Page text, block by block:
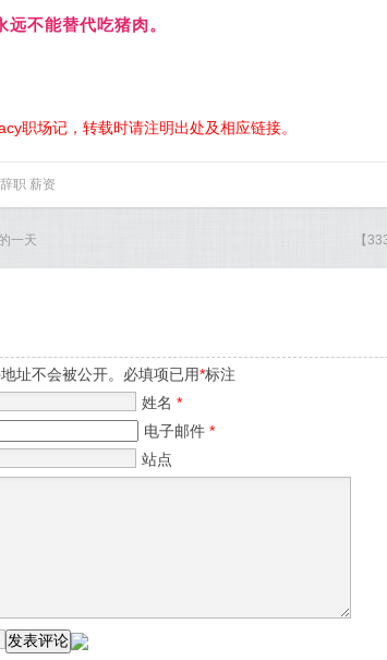
远不能替代吃猪肉。
职场记，转载时请注明出处及相应链接。
辞职 薪资
一天 【
址不会被公开。必填项已用*标注
姓名 *
电子邮件 *
站点